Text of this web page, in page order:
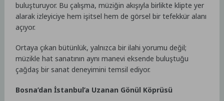
buluşturuyor. Bu çalışma, müziğin akışıyla birlikte klipte yer
alarak izleyiciye hem işitsel hem de görsel bir tefekkür alanı
açıyor.
Ortaya çıkan bütünlük, yalnızca bir ilahi yorumu değil;
müzikle hat sanatının aynı manevi eksende buluştuğu
çağdaş bir sanat deneyimini temsil ediyor.
Bosna’dan İstanbul’a Uzanan Gönül Köprüsü